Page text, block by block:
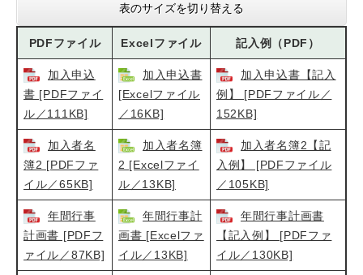
表のサイズを切り替える
PDFファイル Excelファイル 記入例（PDF）
加入申込
書 [PDFファイ
ル／111KB]
加入申込書
[Excelファイル
／16KB]
加入申込書【記入
例】 [PDFファイル／
152KB]
加入者名
簿2 [PDFファ
イル／65KB]
加入者名簿
2 [Excelファイ
ル／13KB]
加入者名簿2【記
入例】 [PDFファイル
／105KB]
年間行事
計画書 [PDFフ
ァイル／87KB]
年間行事計
画書 [Excelファ
イル／13KB]
年間行事計画書
【記入例】 [PDFファ
イル／130KB]